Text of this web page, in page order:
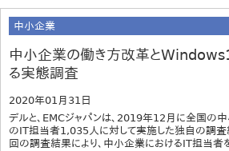
中小企業
中小企業の働き方改革と
る実態調査
2020年01月31日
デルと、EMCジャパンは、2019年12月に全国の
のIT担当者1,035人に対して実施した独自の調査
回の調査結果により、中小企業におけるIT担当者